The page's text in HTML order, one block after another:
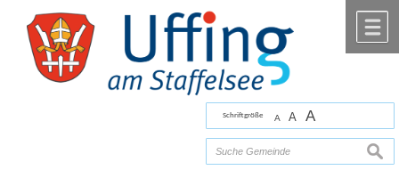
Schriftgröße A A A
Bilder mit freundlicher Unterstützung von FotografFlorian Werner